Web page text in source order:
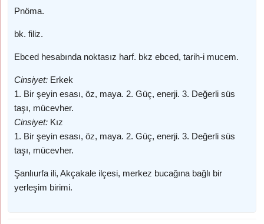
Pnöma.
bk. filiz.
Ebced hesabında noktasız harf. bkz ebced, tarih-i mucem.
Cinsiyet: Erkek
1. Bir şeyin esası, öz, maya. 2. Güç, enerji. 3. Değerli süs
taşı, mücevher.
Cinsiyet: Kız
1. Bir şeyin esası, öz, maya. 2. Güç, enerji. 3. Değerli süs
taşı, mücevher.
Şanlıurfa ili, Akçakale ilçesi, merkez bucağına bağlı bir
yerleşim birimi.